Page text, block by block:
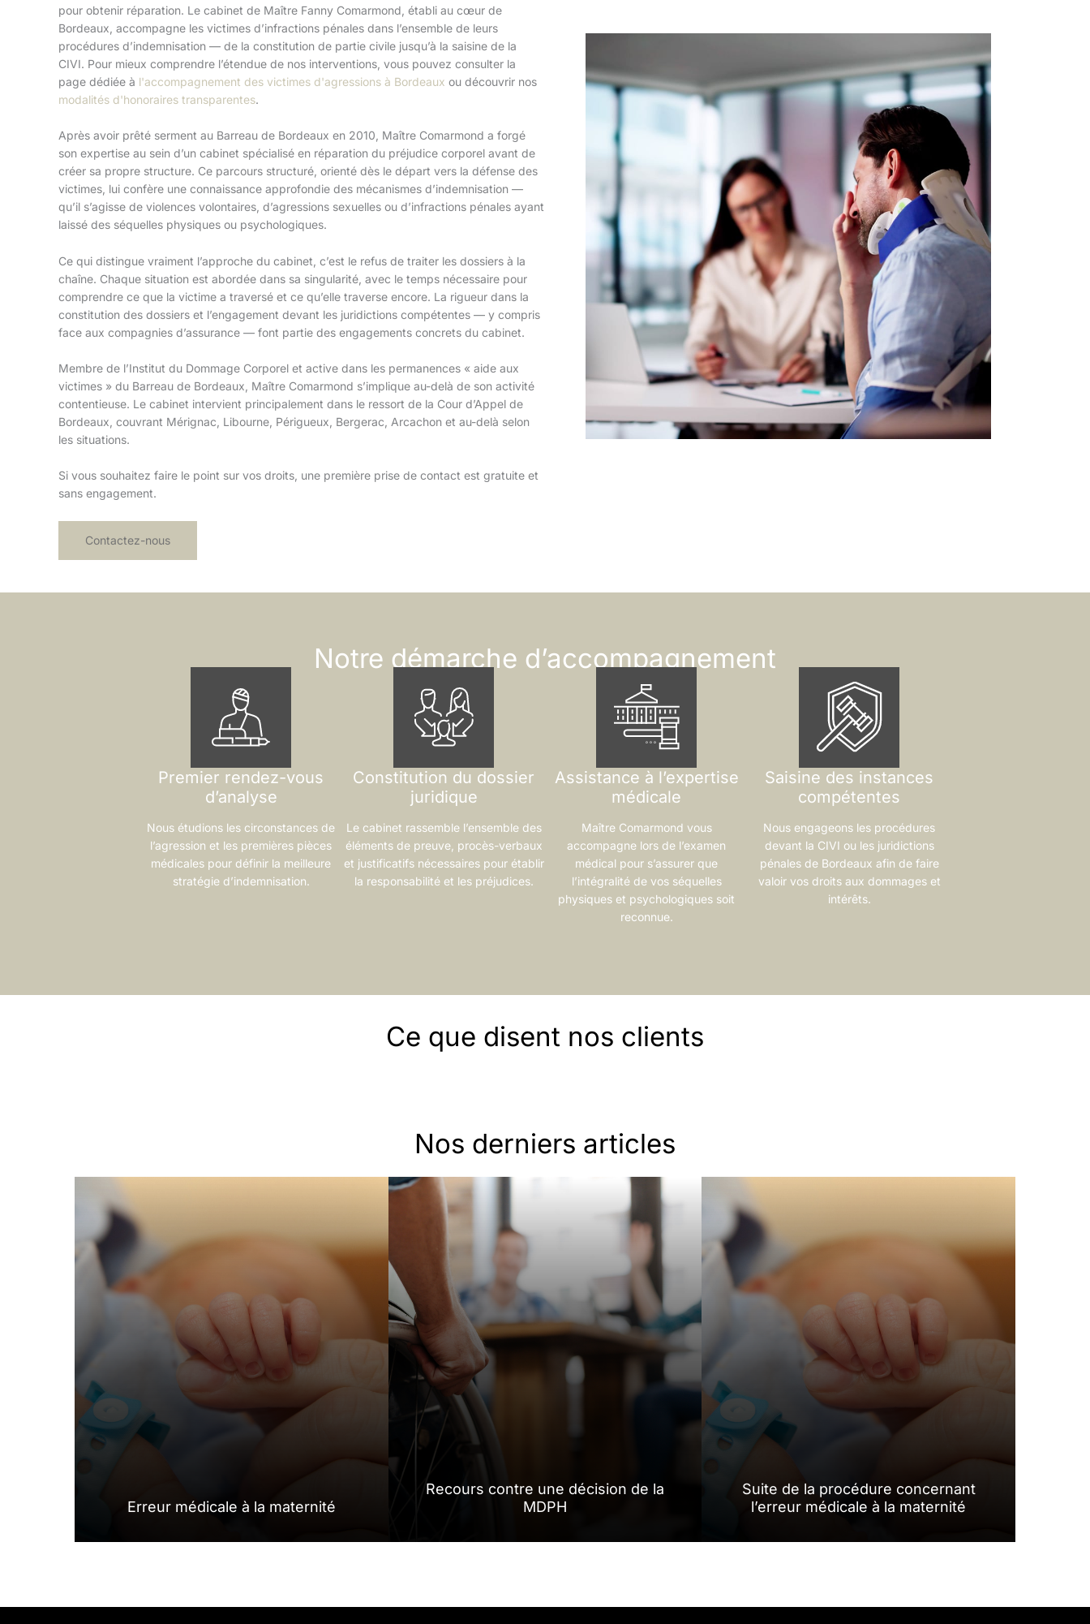
pour obtenir réparation. Le cabinet de Maître Fanny Comarmond, établi au cœur de
Bordeaux, accompagne les victimes d’infractions pénales dans l’ensemble de leurs
procédures d’indemnisation — de la constitution de partie civile jusqu’à la saisine de la
CIVI. Pour mieux comprendre l’étendue de nos interventions, vous pouvez consulter la
page dédiée à l'accompagnement des victimes d'agressions à Bordeaux ou découvrir nos
modalités d'honoraires transparentes.
Après avoir prêté serment au Barreau de Bordeaux en 2010, Maître Comarmond a forgé
son expertise au sein d’un cabinet spécialisé en réparation du préjudice corporel avant de
créer sa propre structure. Ce parcours structuré, orienté dès le départ vers la défense des
victimes, lui confère une connaissance approfondie des mécanismes d’indemnisation —
qu’il s’agisse de violences volontaires, d’agressions sexuelles ou d’infractions pénales ayant
laissé des séquelles physiques ou psychologiques.
Ce qui distingue vraiment l’approche du cabinet, c’est le refus de traiter les dossiers à la
chaîne. Chaque situation est abordée dans sa singularité, avec le temps nécessaire pour
comprendre ce que la victime a traversé et ce qu’elle traverse encore. La rigueur dans la
constitution des dossiers et l’engagement devant les juridictions compétentes — y compris
face aux compagnies d’assurance — font partie des engagements concrets du cabinet.
Membre de l’Institut du Dommage Corporel et active dans les permanences « aide aux
victimes » du Barreau de Bordeaux, Maître Comarmond s’implique au-delà de son activité
contentieuse. Le cabinet intervient principalement dans le ressort de la Cour d’Appel de
Bordeaux, couvrant Mérignac, Libourne, Périgueux, Bergerac, Arcachon et au-delà selon
les situations.
Si vous souhaitez faire le point sur vos droits, une première prise de contact est gratuite et
sans engagement.
Contactez-nous
Notre démarche d’accompagnement
Premier rendez-vous
d’analyse
Nous étudions les circonstances de
l’agression et les premières pièces
médicales pour définir la meilleure
stratégie d’indemnisation.
Constitution du dossier
juridique
Le cabinet rassemble l’ensemble des
éléments de preuve, procès-verbaux
et justificatifs nécessaires pour établir
la responsabilité et les préjudices.
Assistance à l’expertise
médicale
Maître Comarmond vous
accompagne lors de l’examen
médical pour s’assurer que
l’intégralité de vos séquelles
physiques et psychologiques soit
reconnue.
Saisine des instances
compétentes
Nous engageons les procédures
devant la CIVI ou les juridictions
pénales de Bordeaux afin de faire
valoir vos droits aux dommages et
intérêts.
Ce que disent nos clients
Nos derniers articles
Erreur médicale à la maternité
Recours contre une décision de la
MDPH
Suite de la procédure concernant
l’erreur médicale à la maternité